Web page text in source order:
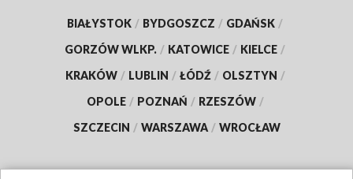
BIAŁYSTOK / BYDGOSZCZ / GDAŃSK /
GORZÓW WLKP. / KATOWICE / KIELCE /
KRAKÓW / LUBLIN / ŁÓDŹ / OLSZTYN /
OPOLE / POZNAŃ / RZESZÓW /
SZCZECIN / WARSZAWA / WROCŁAW